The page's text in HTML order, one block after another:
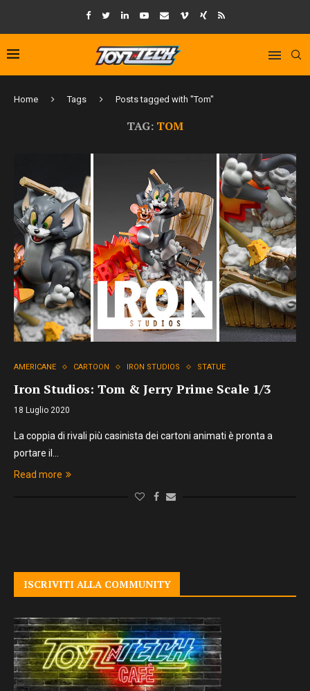
Home Tags Posts tagged with "Tom"
TAG: TOM
AMERICANE CARTOON IRON STUDIOS STATUE
Iron Studios: Tom & Jerry Prime Scale 1/3
18 Luglio 2020
La coppia di rivali più casinista dei cartoni animati è pronta a
portare il…
Read more
ISCRIVITI ALLA COMMUNITY